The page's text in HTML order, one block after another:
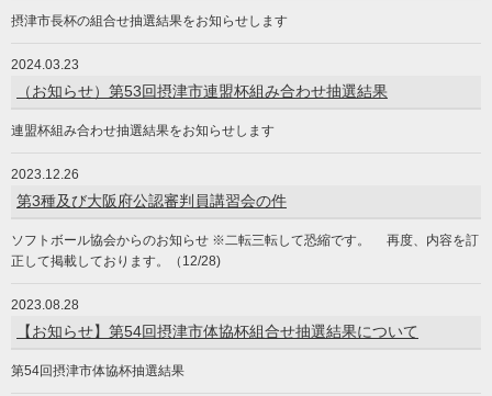
摂津市長杯の組合せ抽選結果をお知らせします
2024.03.23
（お知らせ）第53回摂津市連盟杯組み合わせ抽選結果
連盟杯組み合わせ抽選結果をお知らせします
2023.12.26
第3種及び大阪府公認審判員講習会の件
ソフトボール協会からのお知らせ ※二転三転して恐縮です。 再度、内容を訂
正して掲載しております。（12/28)
2023.08.28
【お知らせ】第54回摂津市体協杯組合せ抽選結果について
第54回摂津市体協杯抽選結果